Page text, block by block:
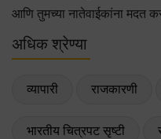
आणि तुमच्या नातेवाईकांना मदत
अधिक श्रेण्या
व्यापारी राजकारणी
भारतीय चित्रपट सृष्टी